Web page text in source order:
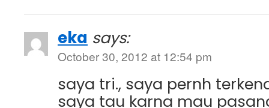
eka says:
October 30, 2012 at 12:54 pm
saya tri., saya pernh
saya tau karna mau